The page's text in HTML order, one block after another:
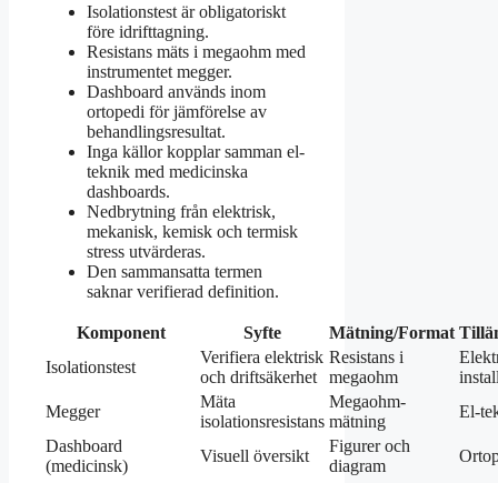
Isolationstest är obligatoriskt
före idrifttagning.
Resistans mäts i megaohm med
instrumentet megger.
Dashboard används inom
ortopedi för jämförelse av
behandlingsresultat.
Inga källor kopplar samman el-
teknik med medicinska
dashboards.
Nedbrytning från elektrisk,
mekanisk, kemisk och termisk
stress utvärderas.
Den sammansatta termen
saknar verifierad definition.
Komponent Syfte Mätning/Format
Isolationstest
Verifiera elektrisk
och driftsäkerhet
Resistans i
megaohm
Megger
Mäta
isolationsresistans
Megaohm-
mätning
El-
Dashboard
(medicinsk)
Visuell översikt
Figurer och
diagram